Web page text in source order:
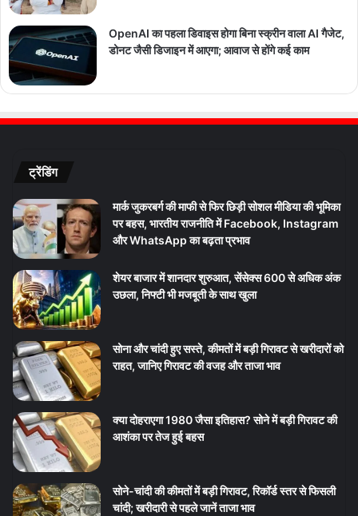
OpenAI का पहला डिवाइस होगा बिना स्क्रीन वाला AI गैजेट,
डोनट जैसी डिजाइन में आएगा; आवाज से होंगे कई काम
ट्रेंडिंग
मार्क जुकरबर्ग की माफी से फिर छिड़ी सोशल मीडिया की भूमिका
पर बहस, भारतीय राजनीति में Facebook, Instagram
और WhatsApp का बढ़ता प्रभाव
शेयर बाजार में शानदार शुरुआत, सेंसेक्स 600 से अधिक अंक
उछला, निफ्टी भी मजबूती के साथ खुला
सोना और चांदी हुए सस्ते, कीमतों में बड़ी गिरावट से खरीदारों को
राहत, जानिए गिरावट की वजह और ताजा भाव
क्या दोहराएगा 1980 जैसा इतिहास? सोने में बड़ी गिरावट की
आशंका पर तेज हुई बहस
सोने-चांदी की कीमतों में बड़ी गिरावट, रिकॉर्ड स्तर से फिसली
चांदी; खरीदारी से पहले जानें ताजा भाव